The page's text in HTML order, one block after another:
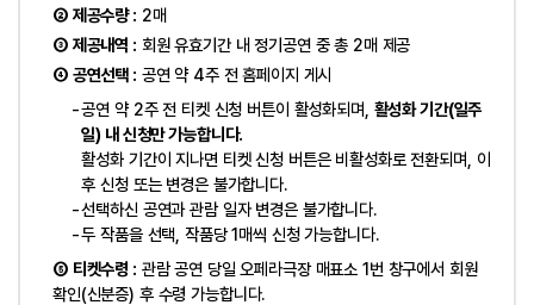
② 제공수량 : 2매
③ 제공내역 : 회원 유효기간 내 정기공연 중 총 2매 제공
④ 공연선택 : 공연 약 4주 전 홈페이지 게시
공연 약 2주 전 티켓 신청 버튼이 활성화되며, 활성화 기간(일주
일) 내 신청만 가능합니다.
활성화 기간이 지나면 티켓 신청 버튼은 비활성화로 전환되며, 이
후 신청 또는 변경은 불가합니다.
선택하신 공연과 관람 일자 변경은 불가합니다.
두 작품을 선택, 작품당 1매씩 신청 가능합니다.
⑤ 티켓수령 : 관람 공연 당일 오페라극장 매표소 1번 창구에서 회원
확인(신분증) 후 수령 가능합니다.